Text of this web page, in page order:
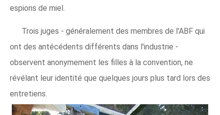
espions de miel.
Trois juges - généralement des membres de l'ABF qui
ont des antécédents différents dans l'industrie -
observent anonymement les filles à la convention, ne
révélant leur identité que quelques jours plus tard lors des
entretiens.